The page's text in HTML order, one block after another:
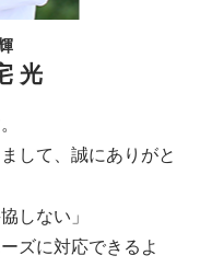
光
して、誠にありがと
しない」
ズに対応できるよ